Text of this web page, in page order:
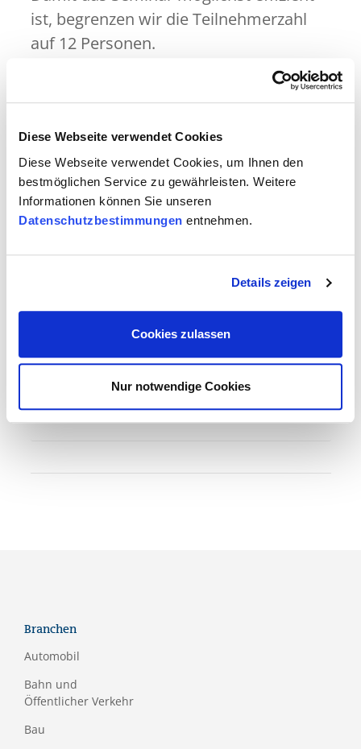
Diese Webseite verwendet Cookies
Diese Webseite verwendet Cookies, um Ihnen den
bestmöglichen Service zu gewährleisten. Weitere
Informationen können Sie unseren
Datenschutzbestimmungen entnehmen.
Details zeigen
Cookies zulassen
Nur notwendige Cookies
ist, begrenzen wir die Teilnehmerzahl
auf 12 Personen.
Alle Teilnehmenden erhalten nach dem
Inhalt
Ziele
Leitung
Kontakt
Branchen
Automobil
Bahn und
Öffentlicher Verkehr
Bau